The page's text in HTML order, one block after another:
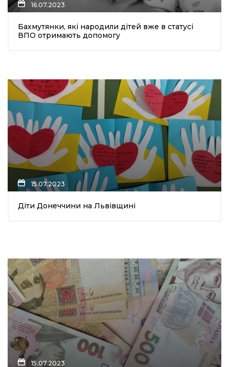
16.07.2023
Бахмутянки, які народили дітей вже в статусі
ВПО отримають допомогу
15.07.2023
Діти Донеччини на Львівщині
15.07.2023